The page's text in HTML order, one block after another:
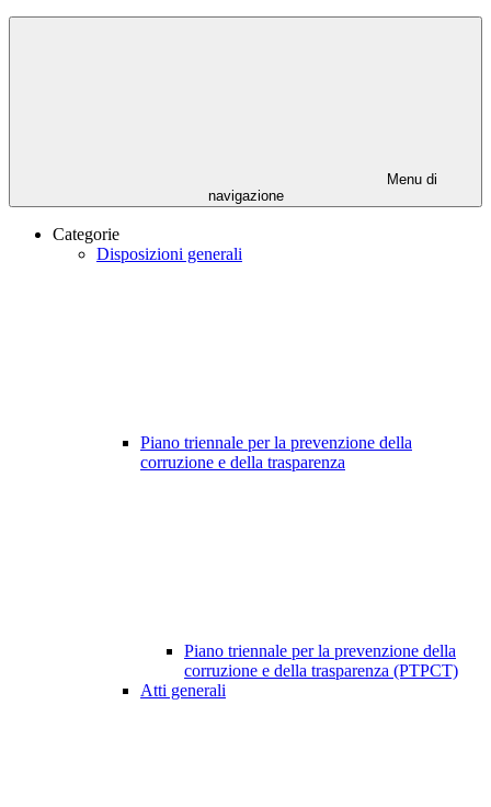
Menu di
navigazione
Categorie
Disposizioni generali
Piano triennale per la prevenzione della
corruzione e della trasparenza
Piano triennale per la prevenzione della
corruzione e della trasparenza (PTPCT)
Atti generali